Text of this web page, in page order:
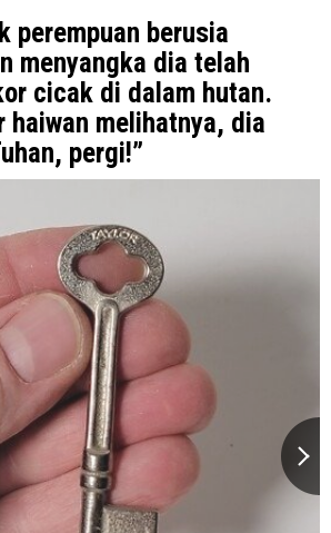
perempuan berusia
menyangka dia telah
cicak di dalam hutan.
haiwan melihatnya, dia
pergi!”